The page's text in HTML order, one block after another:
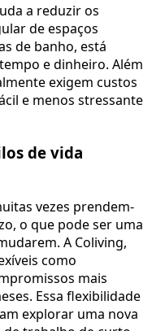
a reduzir os
de espaços
de banho, está
e dinheiro. Além
exigem custos
e menos stressante
de vida
vezes prendem-
o que pode ser uma
A Coliving,
como
mais
Essa flexibilidade
explorar uma nova